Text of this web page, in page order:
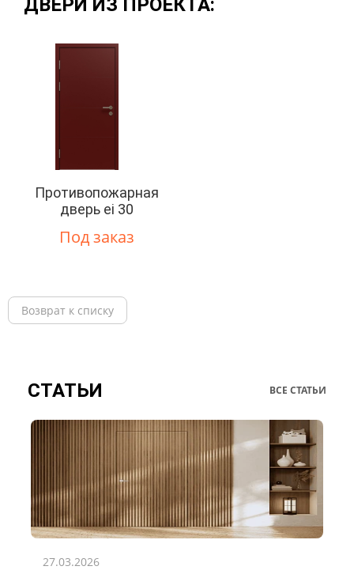
ДВЕРИ ИЗ ПРОЕКТА:
Противопожарная
дверь ei 30
Под заказ
Возврат к списку
СТАТЬИ ВСЕ СТАТЬИ
27.03.2026